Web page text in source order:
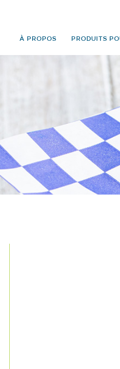
À PROPOS PRODUITS